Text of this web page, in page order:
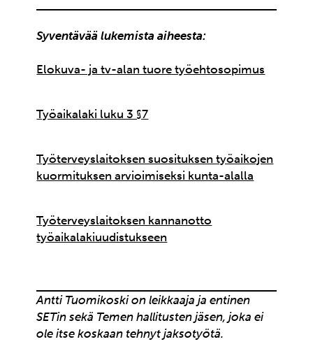
Syventävää lukemista aiheesta:
Elokuva- ja tv-alan tuore työehtosopimus
Työaikalaki luku 3 §7
Työterveyslaitoksen suosituksen työaikojen
kuormituksen arvioimiseksi kunta-alalla
Työterveyslaitoksen kannanotto
työaikalakiuudistukseen
Antti Tuomikoski on leikkaaja ja entinen
SETin sekä Temen hallitusten jäsen, joka ei
ole itse koskaan tehnyt jaksotyötä.